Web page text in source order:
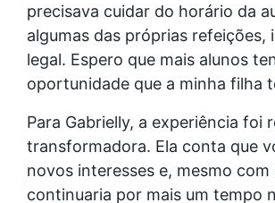
precisava cuidar do horário da
algumas das próprias refeições,
legal. Espero que mais alunos
oportunidade que a minha filha
Para Gabrielly, a experiência foi
transformadora. Ela conta que
novos interesses e, mesmo com
continuaria por mais um tempo